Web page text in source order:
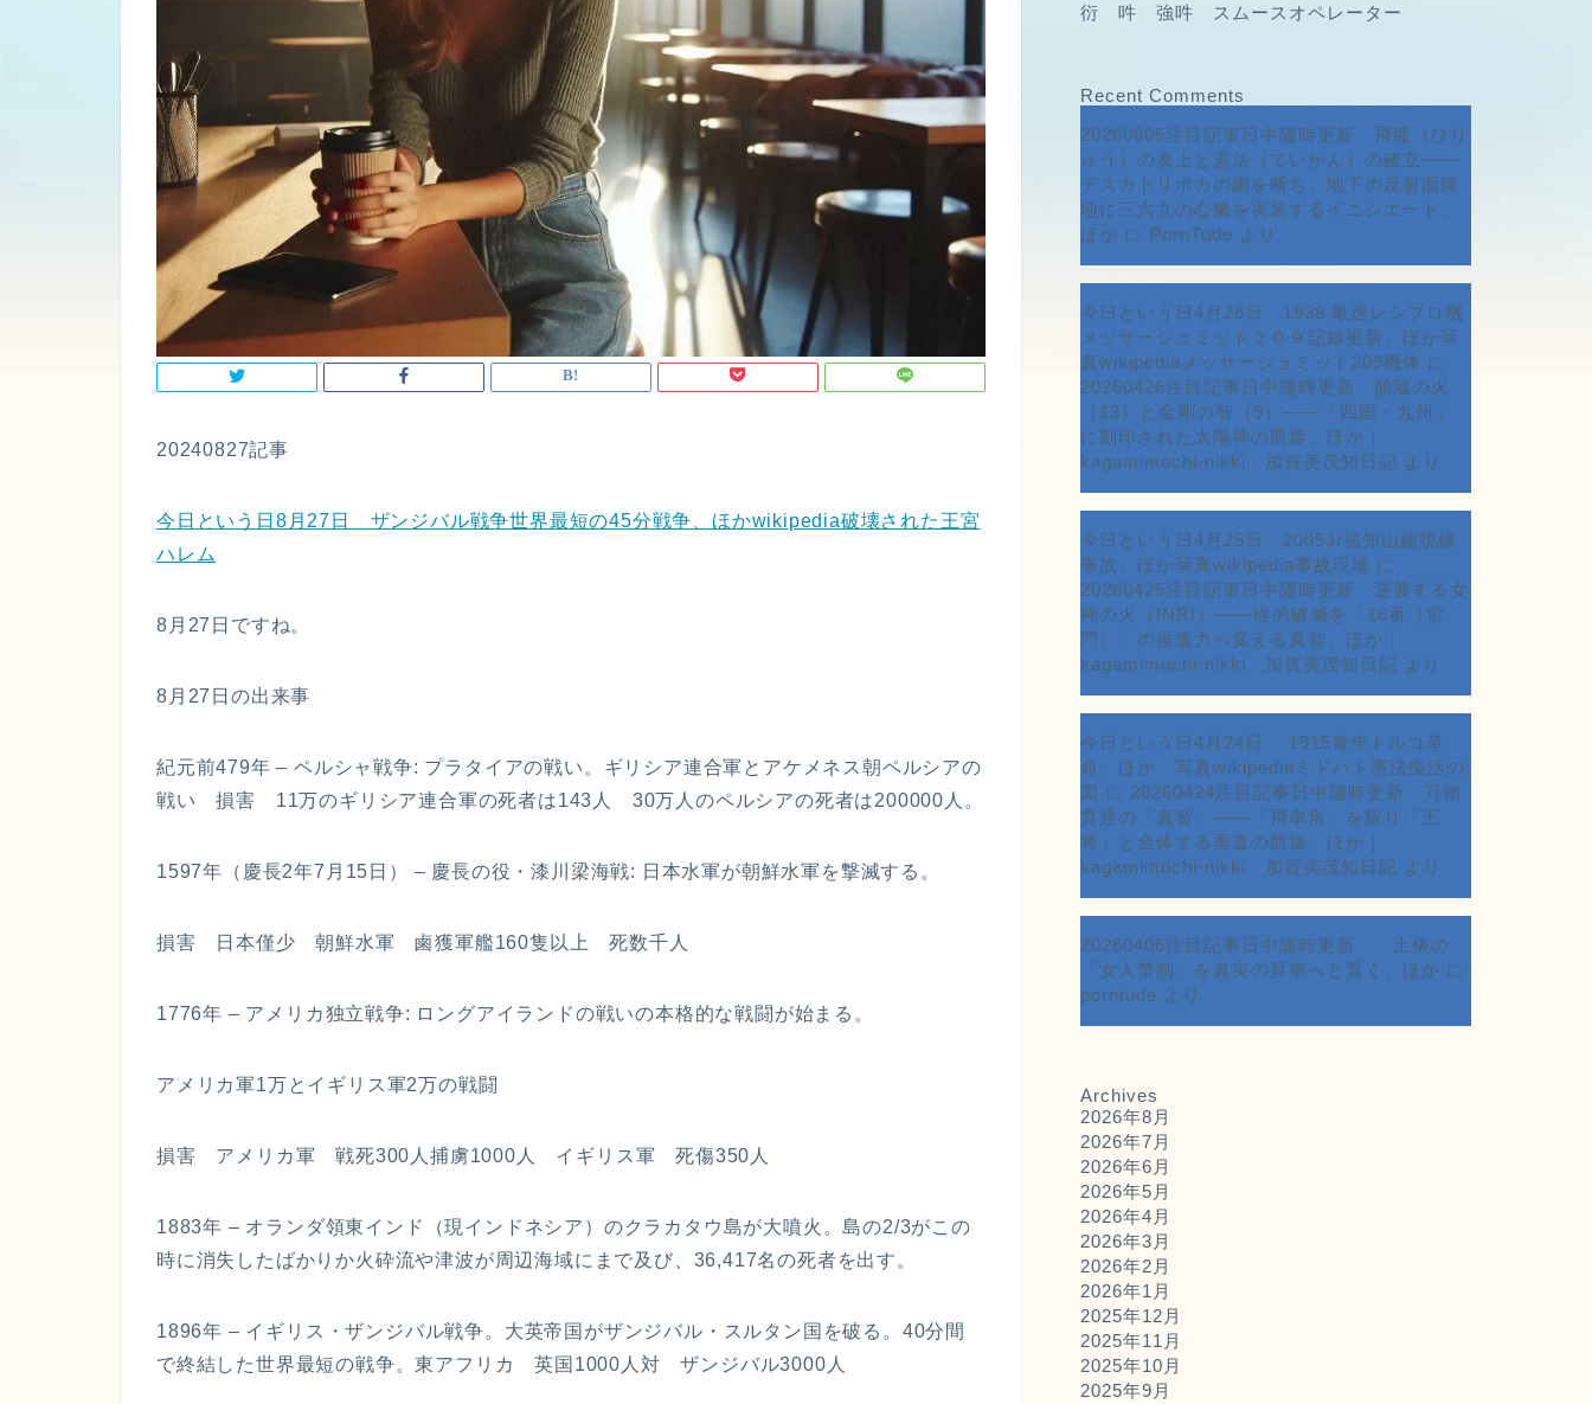
20240827記事
今日という日8月27日 ザンジバル戦争世界最短の45分戦争、ほかwikipedia破壊された王宮
ハレム
8月27日ですね。
8月27日の出来事
紀元前479年 – ペルシャ戦争: プラタイアの戦い。ギリシア連合軍とアケメネス朝ペルシアの
戦い 損害 11万のギリシア連合軍の死者は143人 30万人のペルシアの死者は200000人。
1597年（慶長2年7月15日） – 慶長の役・漆川梁海戦: 日本水軍が朝鮮水軍を撃滅する。
損害 日本僅少 朝鮮水軍 鹵獲軍艦160隻以上 死数千人
1776年 – アメリカ独立戦争: ロングアイランドの戦いの本格的な戦闘が始まる。
アメリカ軍1万とイギリス軍2万の戦闘
損害 アメリカ軍 戦死300人捕虜1000人 イギリス軍 死傷350人
1883年 – オランダ領東インド（現インドネシア）のクラカタウ島が大噴火。島の2/3がこの
時に消失したばかりか火砕流や津波が周辺海域にまで及び、36,417名の死者を出す。
1896年 – イギリス・ザンジバル戦争。大英帝国がザンジバル・スルタン国を破る。40分間
で終結した世界最短の戦争。東アフリカ 英国1000人対 ザンジバル3000人
衍 吽 強吽 スムースオペレーター
Recent Comments
20260605注目記事日中随時更新 飛龍（ひり
ゅう）の炎上と憲法（ていかん）の確立――
テスカトリポカの網を断ち、地下の反射面陣
地に三六九の心臓を実装するイニシエート、
ほか に PornTude より
今日という日4月26日 1938 最速レシプロ機
メッサーシュミット２０９記録更新、ほか写
真wikipediaメッサーシュミット209機体 に
20260426注目記事日中随時更新 胎蔵の火
（13）と金剛の智（9）――「四国・九州」
に刻印された太陽神の凱旋、ほか｜
kagamimochi-nikki 加賀美茂知日記 より
今日という日4月25日 2005Jr福知山線脱線
事故、ほか写真wikipedia事故現場 に
20260425注目記事日中随時更新 逆襲する女
神の火（INRI）――性的破滅を「16番（雷
門）」の推進力へ変える真智、ほか｜
kagamimochi-nikki 加賀美茂知日記 より
今日という日4月24日 1915青年トルコ革
命、ほか 写真wikipediaミドハト憲法復活の
図 に 20260424注目記事日中随時更新 万物
貫通の「真智」――「飛車角」を駆り「王
将」と合体する垂直の凱旋、ほか｜
kagamimochi-nikki 加賀美茂知日記 より
20260406注目記事日中随時更新 土俵の
「女人禁制」を真実の昇華へと貫く、ほか に
porntude より
Archives
2026年8月
2026年7月
2026年6月
2026年5月
2026年4月
2026年3月
2026年2月
2026年1月
2025年12月
2025年11月
2025年10月
2025年9月